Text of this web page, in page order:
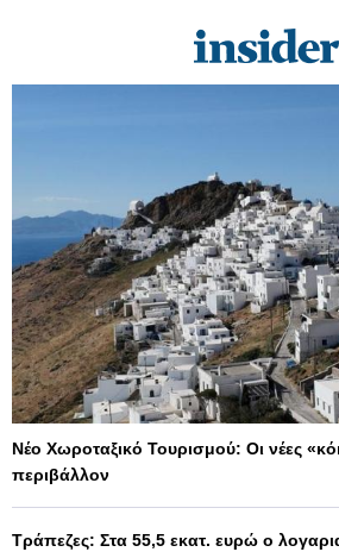
Νέο Χωροταξικό Τουρισμού: Οι νέες
περιβάλλον
Τράπεζες: Στα 55,5 εκατ. ευρώ ο